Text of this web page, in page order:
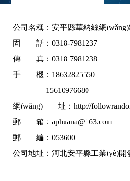
USA / English
Canada / English
公司名稱：安平縣華納絲網(wǎng)
固 話：0318-7981237
傳 真：0318-7981238
手 機：18632825550
15610976680
網(wǎng) 址：http://
郵 箱：aphuana@163.com
郵 編：053600
公司地址：河北安平縣工業(yè)開